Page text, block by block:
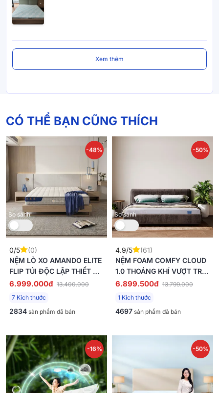
Xem thêm
CÓ THỂ BẠN CŨNG THÍCH
So sánh
-48%
0/5
(0)
NỆM LÒ XO AMANDO ELITE
FLIP TÚI ĐỘC LẬP THIẾT KẾ
2 MẶT LINH HOẠT DÀY
6.999.000đ 13.400.000
7 Kích thước
2834 sản phẩm đã bán
So sánh
-50%
4.9/5
(61)
NỆM FOAM COMFY CLOUD
1.0 THOÁNG KHÍ VƯỢT TRỘI
DÀY 12CM
6.899.500đ 13.799.000
1 Kích thước
4697 sản phẩm đã bán
-16% -50%